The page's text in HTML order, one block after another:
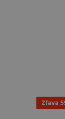
Zľava